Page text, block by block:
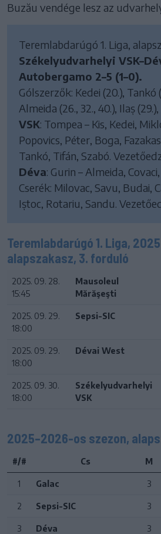
Buzău vendége lesz az
Teremlabdarúgó 1. Liga,
Székelyudvarhelyi
Autobergamo 2–5 (1–0).
Gólszerzők: Kedei (20.), Tankó
Almeida (26., 32., 40.), Ilaș
VSK: Tompea – Kis, Kedei,
Popovics, Péter, Boga,
Tankó, Tifán, Szabó.
Déva: Gurin – Almeida,
Cserék: Milovac, Savu, Budai,
Iștoc, Rotariu, Sandu.
Teremlabdarúgó 1. Liga,
alapszakasz, 3. forduló
2025. 09. 28.
15:45
Mausoleul
Mărăşeşti
2025. 09. 29.
18:00
Sepsi-SIC
2025. 09. 29.
18:00
Dévai West
2025. 09. 30.
18:00
Székelyudvarhelyi
VSK
2025–2026-os szezon,
#/# Cs M
1 Galac 3
2 Sepsi-SIC 3
3 Déva 3